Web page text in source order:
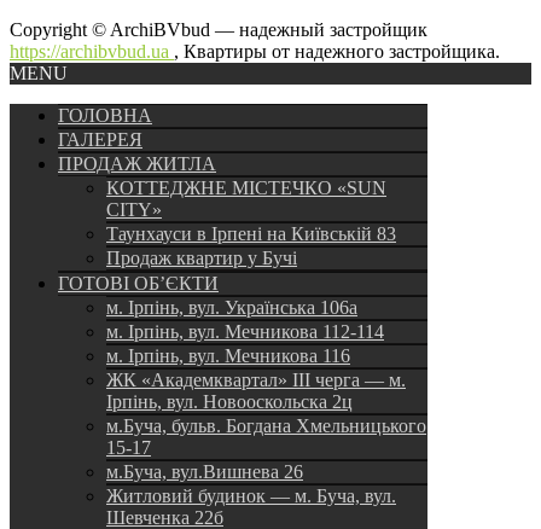
Copyright © ArchiBVbud — надежный застройщик
https://archibvbud.ua , Квартиры от надежного застройщика.
MENU
ГОЛОВНА
ГАЛЕРЕЯ
ПРОДАЖ ЖИТЛА
КОТТЕДЖНЕ МІСТЕЧКО «SUN
CITY»
Таунхауси в Ірпені на Київській 83
Продаж квартир у Бучі
ГОТОВІ ОБ’ЄКТИ
м. Ірпінь, вул. Українська 106а
м. Ірпінь, вул. Мечникова 112-114
м. Ірпінь, вул. Мечникова 116
ЖК «Академквартал» III черга — м.
Ірпінь, вул. Новооскольска 2ц
м.Буча, бульв. Богдана Хмельницького
15-17
м.Буча, вул.Вишнева 26
Житловий будинок — м. Буча, вул.
Шевченка 22б